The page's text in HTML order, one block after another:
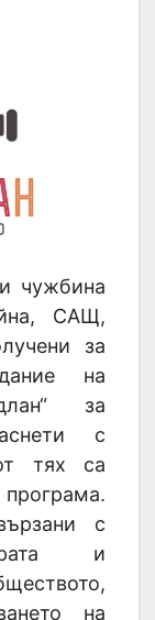
чужбина
САЩ,
за
на
за
с
тях са
с
и
на